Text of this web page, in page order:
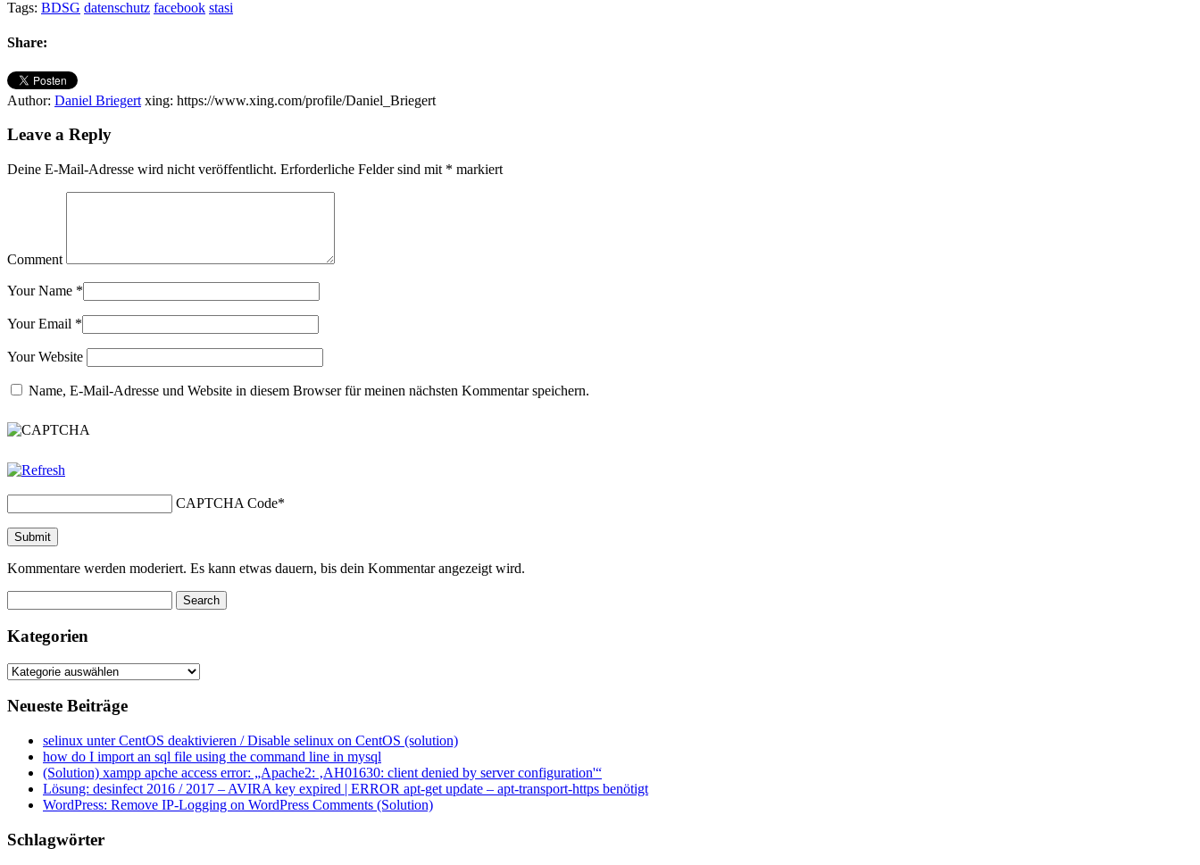
Tags: BDSG datenschutz facebook stasi
Share:
Author: Daniel Briegert xing: https://www.xing.com/profile/Daniel_Briegert
Leave a Reply
Deine E-Mail-Adresse wird nicht veröffentlicht. Erforderliche Felder sind mit * markiert
Comment
Your Name *
Your Email *
Your Website
Name, E-Mail-Adresse und Website in diesem Browser für meinen nächsten Kommentar speichern.
CAPTCHA Code*
Kommentare werden moderiert. Es kann etwas dauern, bis dein Kommentar angezeigt wird.
Kategorien
Kategorien
Neueste Beiträge
selinux unter CentOS deaktivieren / Disable selinux on CentOS (solution)
how do I import an sql file using the command line in mysql
(Solution) xampp apche access error: „Apache2: ‚AH01630: client denied by server configuration'“
Lösung: desinfect 2016 / 2017 – AVIRA key expired | ERROR apt-get update – apt-transport-https benötigt
WordPress: Remove IP-Logging on WordPress Comments (Solution)
Schlagwörter